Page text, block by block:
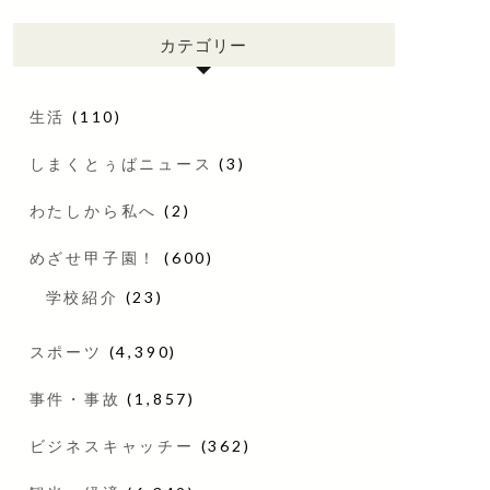
カテゴリー
生活 (110)
しまくとぅばニュース (3)
わたしから私へ (2)
めざせ甲子園！ (600)
学校紹介 (23)
スポーツ (4,390)
事件・事故 (1,857)
ビジネスキャッチー (362)